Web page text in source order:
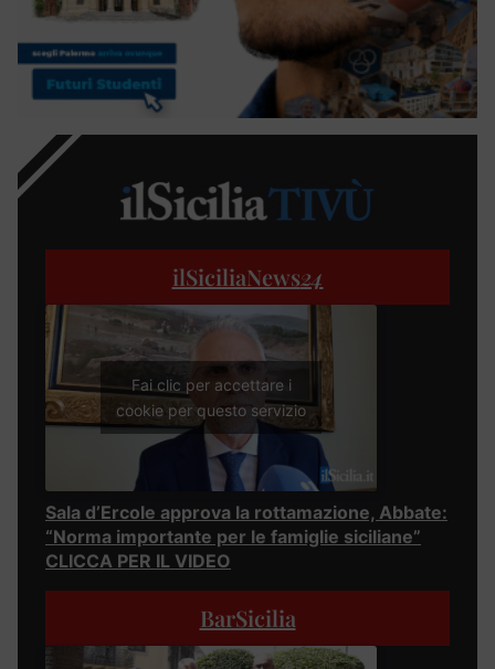
ilSiciliaNews24
Fai clic per accettare i
cookie per questo servizio
Sala d’Ercole approva la rottamazione, Abbate:
“Norma importante per le famiglie siciliane”
CLICCA PER IL VIDEO
BarSicilia